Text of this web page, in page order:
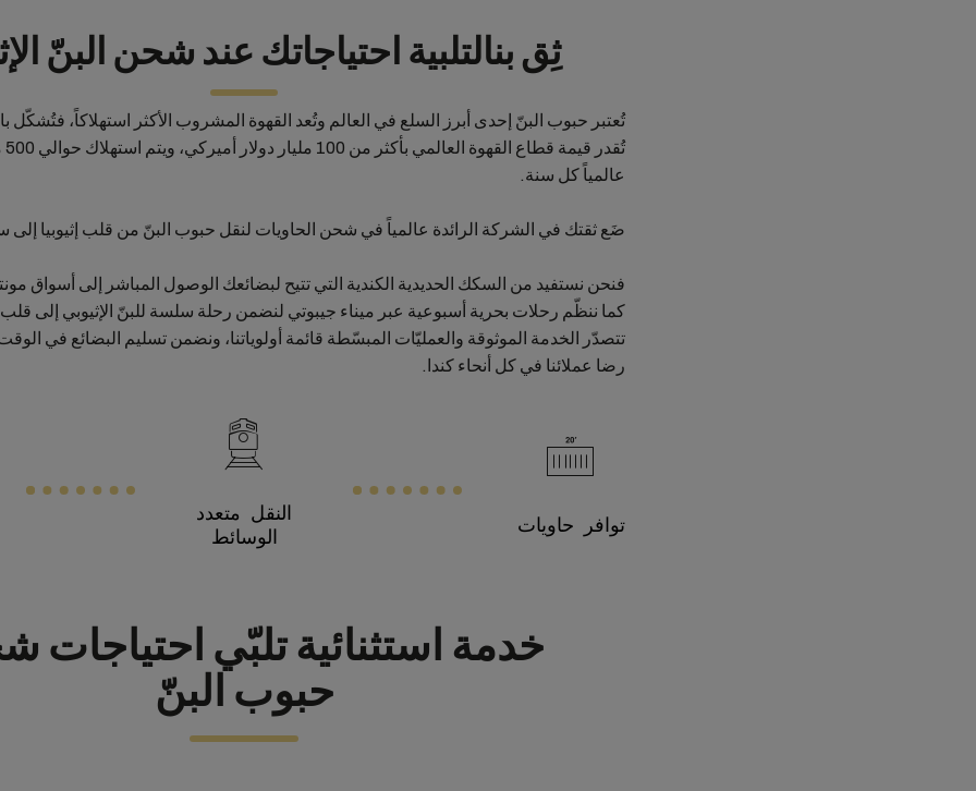
ثِق بنا لتلبية احتياجاتك عند شحن البنّ
تُعتبر حبوب البنّ إحدى أبرز السلع في العالم وتُعد القهوة المشروب الأكثر استهلاكاً، فتُشكّل
عالمياً كل سنة.
ضَع ثقتك في الشركة الرائدة عالمياً في شحن الحاويات لنقل حبوب البنّ من قلب إثيوبيا إلى
فنحن نستفيد من السكك الحديدية الكندية التي تتيح لبضائعك الوصول المباشر إلى أسواق
كما ننظّم رحلات بحرية أسبوعية عبر ميناء جيبوتي لنضمن رحلة سلسة للبنّ الإثيوبي إلى قلب
تتصدّر الخدمة الموثوقة والعمليّات المبسّطة قائمة أولوياتنا، ونضمن تسليم البضائع في
رضا عملائنا في كل أنحاء كندا.
توافر حاويات
النقل متعدد
الوسائط
خدمة استثنائية تلبّي احتياجات
حبوب البنّ